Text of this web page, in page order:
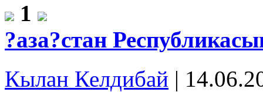
1
?аза?стан
Кылан Келдибай |